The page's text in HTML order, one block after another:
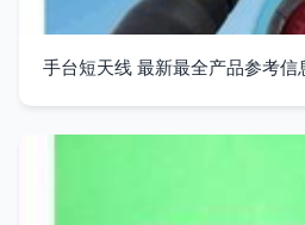
手台短天线 最新最全产品参考信